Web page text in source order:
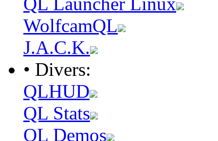
WolfcamQL
J.A.C.K.
• Divers:
QLHUD
QL Stats
QL Demos